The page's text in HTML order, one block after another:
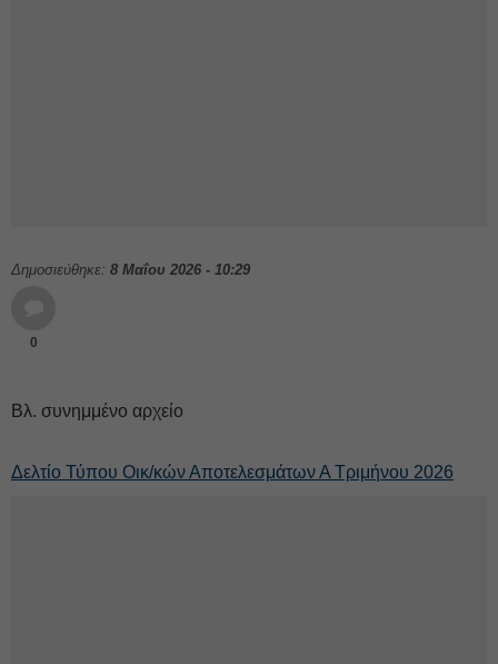
Δημοσιεύθηκε: 8 Μαΐου 2026 - 10:29
0
Βλ. συνημμένο αρχείο
Δελτίο Τύπου Οικ/κών Αποτελεσμάτων Α Τριμήνου 2026